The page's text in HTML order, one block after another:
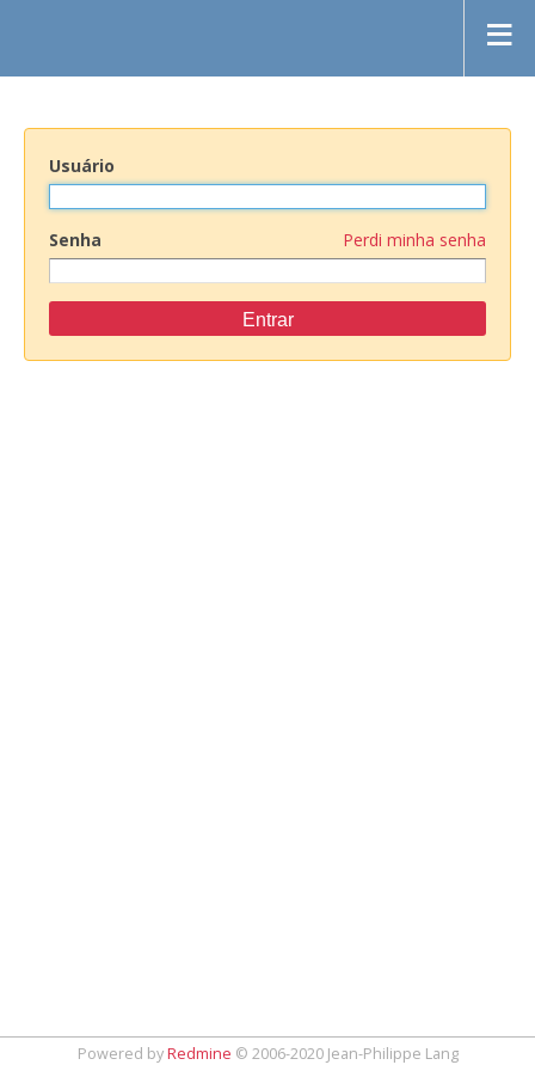
Usuário
Senha Perdi minha senha
Powered byRedmine © 2006-2020 Jean-Philippe Lang